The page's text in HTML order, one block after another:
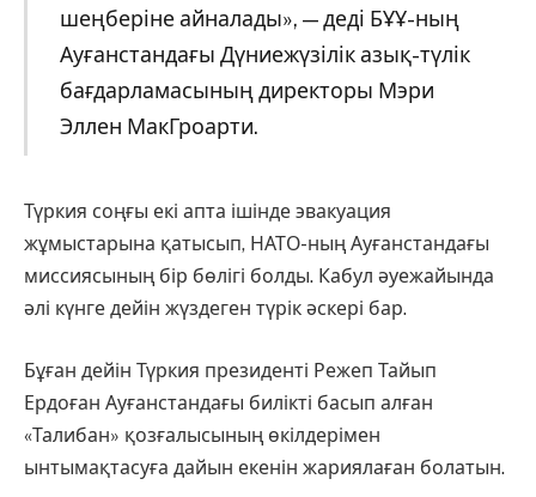
шеңберіне айналады», — деді БҰҰ-ның
Ауғанстандағы Дүниежүзілік азық-түлік
бағдарламасының директоры Мэри
Эллен МакГроарти.
Түркия соңғы екі апта ішінде эвакуация
жұмыстарына қатысып, НАТО-ның Ауғанстандағы
миссиясының бір бөлігі болды. Кабул әуежайында
әлі күнге дейін жүздеген түрік әскері бар.
Бұған дейін Түркия президенті Режеп Тайып
Ердоған Ауғанстандағы билікті басып алған
«Талибан» қозғалысының өкілдерімен
ынтымақтасуға дайын екенін жариялаған болатын.